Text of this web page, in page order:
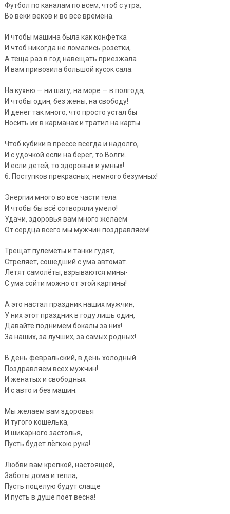
Футбол по каналам по всем, чтоб с утра,
Во веки веков и во все времена.
И чтобы машина была как конфетка
И чтоб никогда не ломались розетки,
А тёща раз в год навещать приезжала
И вам привозила большой кусок сала.
На кухню — ни шагу, на море — в полгода,
И чтобы один, без жены, на свободу!
И денег так много, что просто устал бы
Носить их в карманах и тратил на карты.
Чтоб кубики в прессе всегда и надолго,
И с удочкой если на берег, то Волги.
И если детей, то здоровых и умных!
6. Поступков прекрасных, немного безумных!
Энергии много во все части тела
И чтобы бы всё сотворяли умело!
Удачи, здоровья вам много желаем
От сердца всего мы мужчин поздравляем!
Трещат пулемёты и танки гудят,
Стреляет, сошедший с ума автомат.
Летят самолёты, взрываются мины-
С ума сойти можно от этой картины!
А это настал праздник наших мужчин,
У них этот праздник в году лишь один,
Давайте поднимем бокалы за них!
За наших, за лучших, за самых родных!
В день февральский, в день холодный
Поздравляем всех мужчин!
И женатых и свободных
И с авто и без машин.
Мы желаем вам здоровья
И тугого кошелька,
И шикарного застолья,
Пусть будет лёгкою рука!
Любви вам крепкой, настоящей,
Заботы дома и тепла,
Пусть поцелую будут слаще
И пусть в душе поёт весна!